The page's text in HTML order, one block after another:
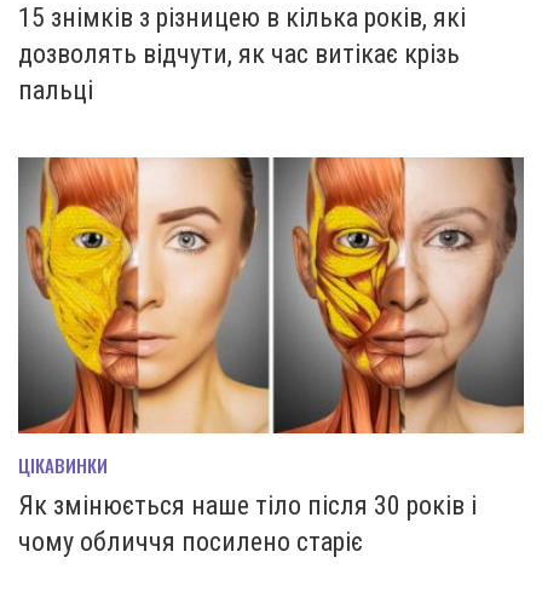
15 знімків з різницею в кілька років, які
дозволять відчути, як час витікає крізь
пальці
ЦІКАВИНКИ
Як змінюється наше тіло після 30 років і
чому обличчя посилено старіє